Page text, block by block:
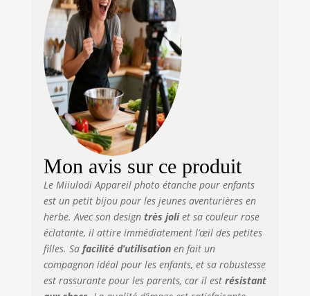
Mon avis sur ce produit
Le Miiulodi Appareil photo étanche pour enfants
est un petit bijou pour les jeunes aventurières en
herbe. Avec son design très joliet sa couleur rose
éclatante, il attire immédiatement l’œil des petites
filles. Sa facilité d’utilisationen fait un
compagnon idéal pour les enfants, et sa robustesse
est rassurante pour les parents, car il est résistant